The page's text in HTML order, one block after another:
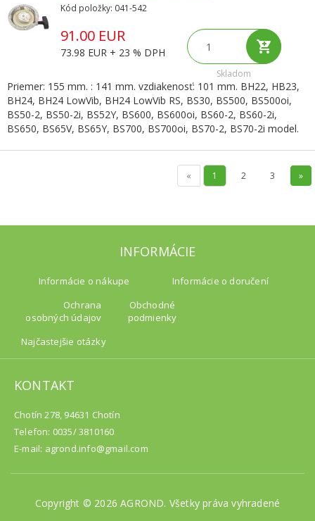
Kód položky: 041-542
91.00 EUR
73.98 EUR + 23 % DPH
Skladom
Priemer: 155 mm. : 141 mm. vzdiakenosť: 101 mm. BH22, HB23,
BH24, BH24 LowVib, BH24 LowVib RS, BS30, BS500, BS500oi,
BS50-2, BS50-2i, BS52Y, BS600, BS600oi, BS60-2, BS60-2i,
BS650, BS65V, BS65Y, BS700, BS700oi, BS70-2, BS70-2i model.
« 1 2 3 »
INFORMÁCIE
Informácie o nákupe
Informácie o doručení
Ochrana
osobných údajov
Obchodné
podmienky
Najčastejšie otázky
KONTAKT
Chotín 278, 94631 Chotín
Telefon: 0035/ 3810160
E-mail: agrond.info@gmail.com
Copyright © 2026 AGROND. Všetky práva vyhradené